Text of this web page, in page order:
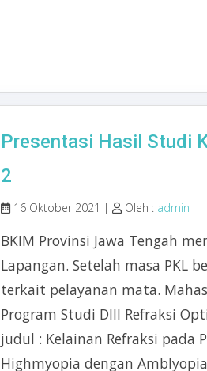
Presentasi Hasil Studi
2
16 Oktober 2021 | Oleh : admin
BKIM Provinsi Jawa Tengah
Lapangan. Setelah masa PKL
terkait pelayanan mata.
Program Studi DIII Refraksi
judul : Kelainan Refraksi pada
Highmyopia dengan